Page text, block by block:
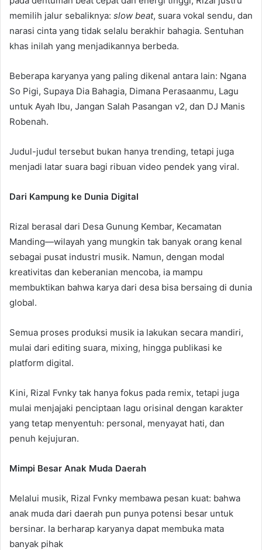
memilih jalur sebaliknya: slow beat, suara vokal sendu, dan
narasi cinta yang tidak selalu berakhir bahagia. Sentuhan
khas inilah yang menjadikannya berbeda.
Beberapa karyanya yang paling dikenal antara lain: Ngana
So Pigi, Supaya Dia Bahagia, Dimana Perasaanmu, Lagu
untuk Ayah Ibu, Jangan Salah Pasangan v2, dan DJ Manis
Robenah.
Judul-judul tersebut bukan hanya trending, tetapi juga
menjadi latar suara bagi ribuan video pendek yang viral.
Dari Kampung ke Dunia Digital
Rizal berasal dari Desa Gunung Kembar, Kecamatan
Manding—wilayah yang mungkin tak banyak orang kenal
sebagai pusat industri musik. Namun, dengan modal
kreativitas dan keberanian mencoba, ia mampu
membuktikan bahwa karya dari desa bisa bersaing di dunia
global.
Semua proses produksi musik ia lakukan secara mandiri,
mulai dari editing suara, mixing, hingga publikasi ke
platform digital.
Kini, Rizal Fvnky tak hanya fokus pada remix, tetapi juga
mulai menjajaki penciptaan lagu orisinal dengan karakter
yang tetap menyentuh: personal, menyayat hati, dan
penuh kejujuran.
Mimpi Besar Anak Muda Daerah
Melalui musik, Rizal Fvnky membawa pesan kuat: bahwa
anak muda dari daerah pun punya potensi besar untuk
bersinar. Ia berharap karyanya dapat membuka mata
banyak pihak